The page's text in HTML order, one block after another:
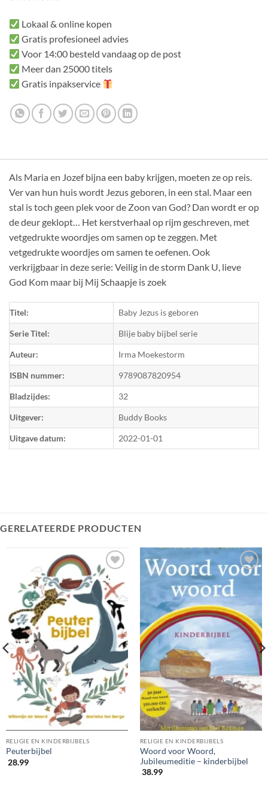
Lokaal & online kopen
Gratis profesioneel advies
Voor 14:00 besteld vandaag op de post
Meer dan 25000 titels
Gratis inpakservice
Als Maria en Jozef bijna een baby krijgen, moeten ze op reis.
Ver van hun huis wordt Jezus geboren, in een stal. Maar een
stal is toch geen plek voor de Zoon van God? Dan wordt er op
de deur geklopt… Het kerstverhaal op rijm geschreven, met
vetgedrukte woordjes om samen op te zeggen. Met
vetgedrukte woordjes om samen te oefenen. Ook
verkrijgbaar in deze serie: Veilig in de storm Dank U, lieve
God Kom maar bij Mij Schaapje is zoek
Titel: Baby Jezus is geboren
Serie Titel: Blije baby bijbel serie
Auteur: Irma Moekestorm
ISBN nummer: 9789087820954
Bladzijdes: 32
Uitgever: Buddy Books
Uitgave datum: 2022-01-01
GERELATEERDE PRODUCTEN
RELIGIE EN KINDERBIJBELS
Peuterbijbel
28.99
RELIGIE EN KINDERBIJBELS
Woord voor Woord,
Jubileumeditie – kinderbijbel
38.99